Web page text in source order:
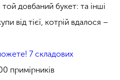
довбаний букет: та інші
від тієї, котрій вдалося –
7 складових
примірників